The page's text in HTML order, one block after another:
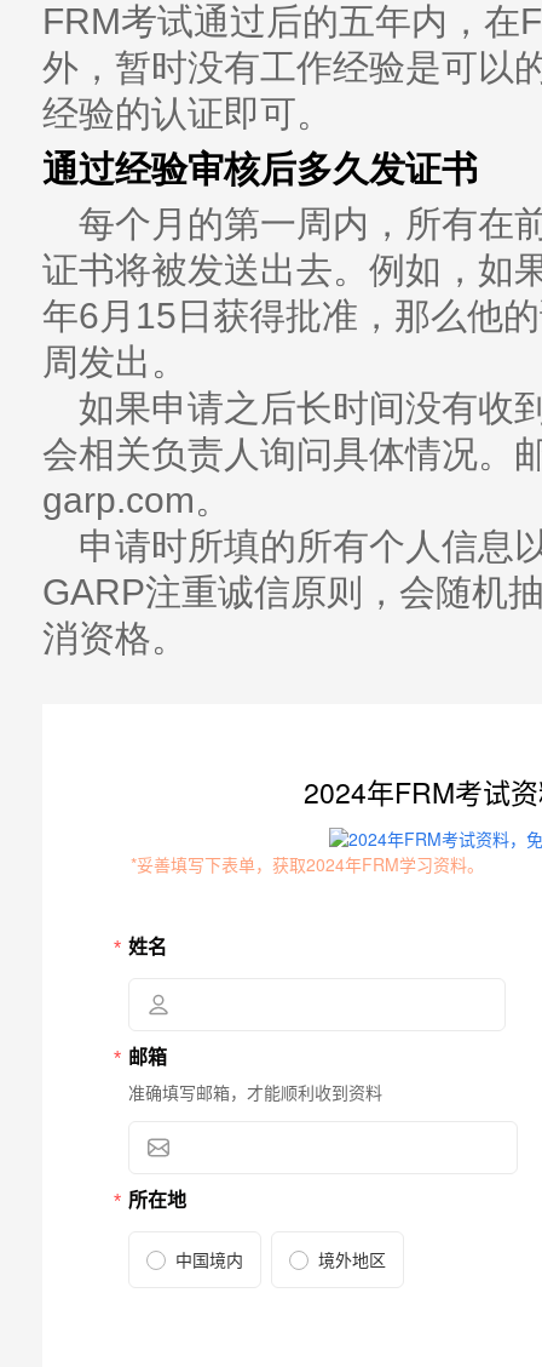
FRM考试通过后的五年内，在
外，暂时没有工作经验是可以
经验的认证即可。
通过经验审核后多久发证书
每个月的第一周内，所有在
证书将被发送出去。例如，如
年6月15日获得批准，那么他
周发出。
如果申请之后长时间没有收
会相关负责人询问具体情况。
garp.com。
申请时所填的所有个人信息
GARP注重诚信原则，会随机
消资格。